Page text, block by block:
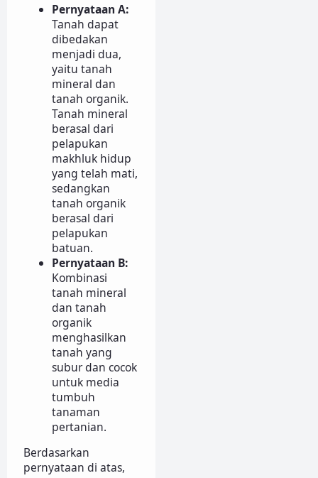
Pernyataan A:
Tanah dapat
dibedakan
menjadi dua,
yaitu tanah
mineral dan
tanah organik.
Tanah mineral
berasal dari
pelapukan
makhluk hidup
yang telah mati,
sedangkan
tanah organik
berasal dari
pelapukan
batuan.
Pernyataan B:
Kombinasi
tanah mineral
dan tanah
organik
menghasilkan
tanah yang
subur dan cocok
untuk media
tumbuh
tanaman
pertanian.
Berdasarkan
pernyataan di atas,